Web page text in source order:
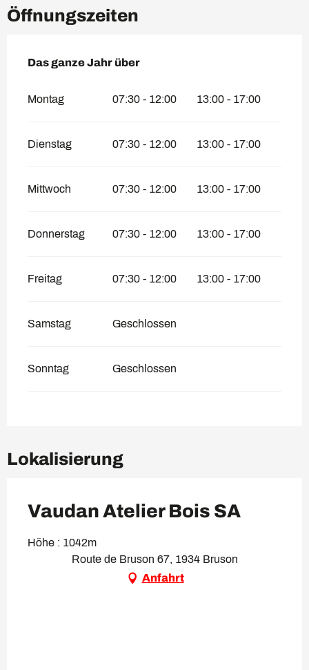
Öffnungszeiten
Das ganze Jahr über
Das ganze Jahr über
Montag 07:30 - 12:00 13:00 - 17:00
Dienstag 07:30 - 12:00 13:00 - 17:00
Mittwoch 07:30 - 12:00 13:00 - 17:00
Donnerstag 07:30 - 12:00 13:00 - 17:00
Freitag 07:30 - 12:00 13:00 - 17:00
Samstag Geschlossen
Sonntag Geschlossen
Lokalisierung
Vaudan Atelier Bois SA
Höhe : 1042m
Route de Bruson 67, 1934 Bruson
Anfahrt